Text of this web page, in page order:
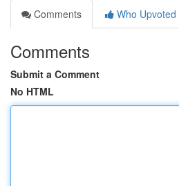
Comments
Who Upvoted
Comments
Submit a Comment
No HTML